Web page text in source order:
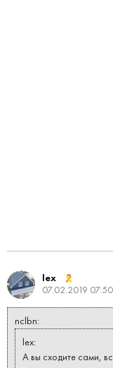
lex
07.02.2019 07:50
nclbn:
lex:
А вы сходите сами,